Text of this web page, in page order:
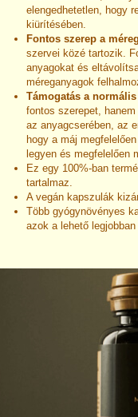
elengedhetetlen, hogy
kiürítésében.
Fontos szerep a
szervei közé tartozik.
anyagokat és
méreganyagok
Támogatás a
fontos szerepet,
az anyagcserében, az
hogy a máj
legyen és megfelelően
Ez egy 100%-ban
tartalmaz.
A vegán kapszulák
Több gyógynövényes
azok a lehető